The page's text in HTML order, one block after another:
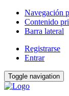
Navegación
Contenido
Barra lateral
Registrarse
Entrar
Toggle navigation